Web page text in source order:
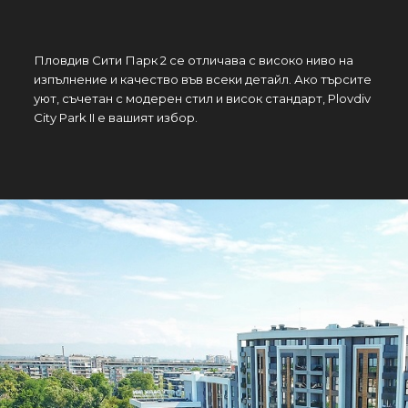
Пловдив Сити Парк 2 се отличава с високо ниво на
изпълнение и качество във всеки детайл. Ако търсите
уют, съчетан с модерен стил и висок стандарт, Plovdiv
City Park II е вашият избор.